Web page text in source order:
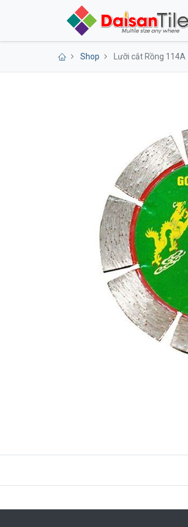
Shop Lưỡi cắt Rồng 114A